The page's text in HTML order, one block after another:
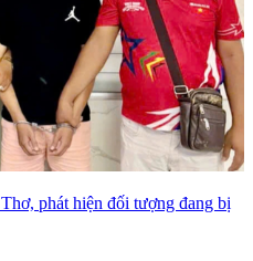
phát hiện đối tượng đang bị